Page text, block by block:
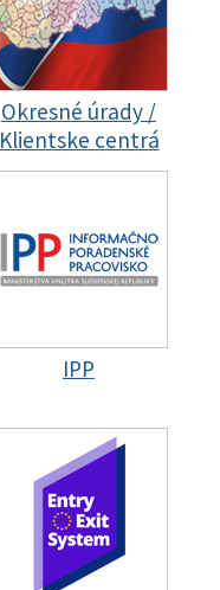
Okresné úrady /
Klientske centrá
IPP